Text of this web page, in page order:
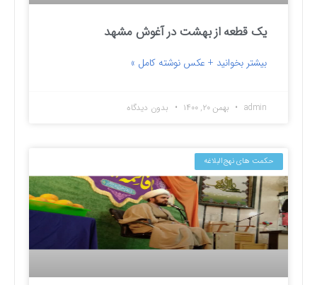
یک قطعه از بهشت در آغوش مشهد
بیشتر بخوانید + عکس نوشته کامل »
admin بهمن ۲۰, ۱۴۰۰ بدون دیدگاه
حکمت های نهج‌البلاغه